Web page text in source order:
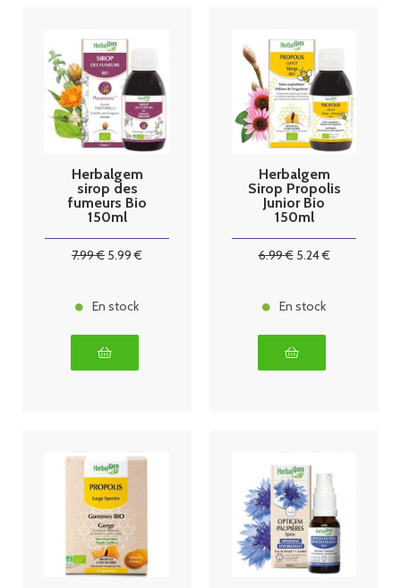
Herbalgem
sirop des
fumeurs Bio
150ml
7.99€ 5.99 €
En stock
Herbalgem
Sirop Propolis
Junior Bio
150ml
6.99€ 5.24€
En stock